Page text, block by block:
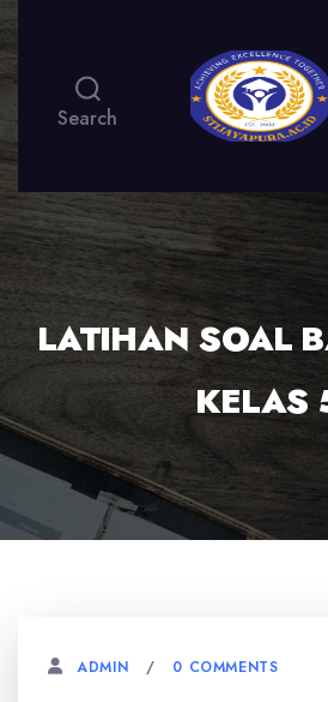
Search
LATIHAN SOAL
KELAS
ADMIN 0 COMMENTS